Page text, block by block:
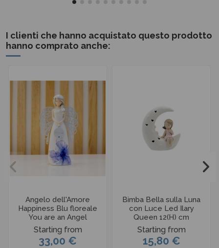
I clienti che hanno acquistato questo prodotto
hanno comprato anche:
Angelo dell'Amore
Happiness Blu floreale
You are an Angel
Starting from
33,00 €
Bimba Bella sulla Luna
con Luce Led Ilary
Queen 12(H) cm
Starting from
15,80 €